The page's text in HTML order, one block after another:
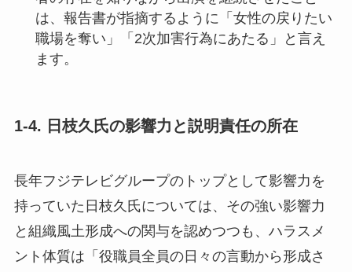
は、報告書が指摘するように「女性の戻りたい
職場を奪い」「2次加害行為にあたる」と言え
ます。
1-4. 日枝久氏の影響力と説明責任の所在
長年フジテレビグループのトップとして影響力を
持っていた日枝久氏については、その強い影響力
と組織風土形成への関与を認めつつも、ハラスメ
ント体質は「役職員全員の日々の言動から形成さ